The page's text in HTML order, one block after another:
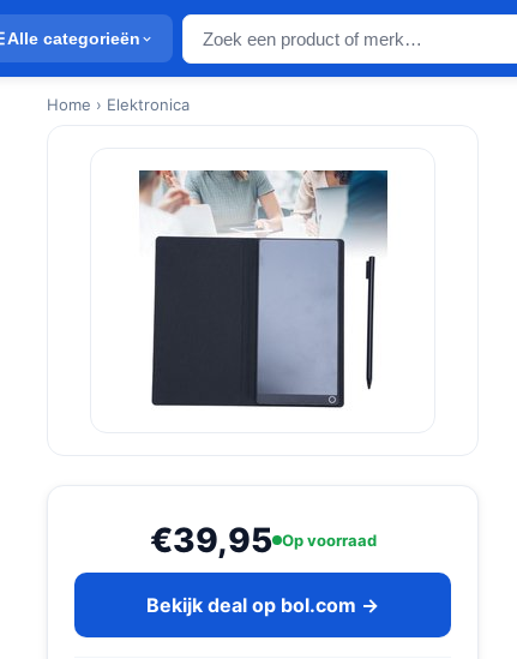
Alle categorieën
Home › Elektronica
€39,95 Op voorraad
Bekijk deal op bol.com →